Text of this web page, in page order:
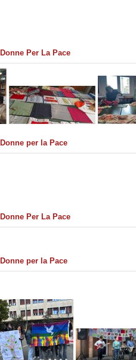
Per La Pace
per la Pace
Per La Pace
per la Pace